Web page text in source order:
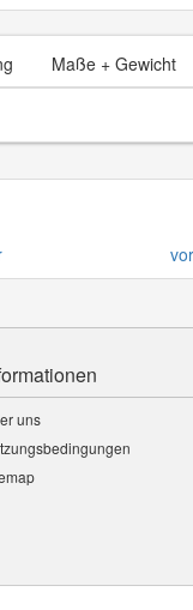
Maße + Gewicht
uns